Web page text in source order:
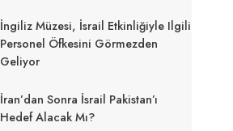
İngiliz Müzesi, İsrail Etkinliğiyle Ilgili
Personel Öfkesini Görmezden
Geliyor
İran’dan Sonra İsrail Pakistan’ı
Hedef Alacak Mı?